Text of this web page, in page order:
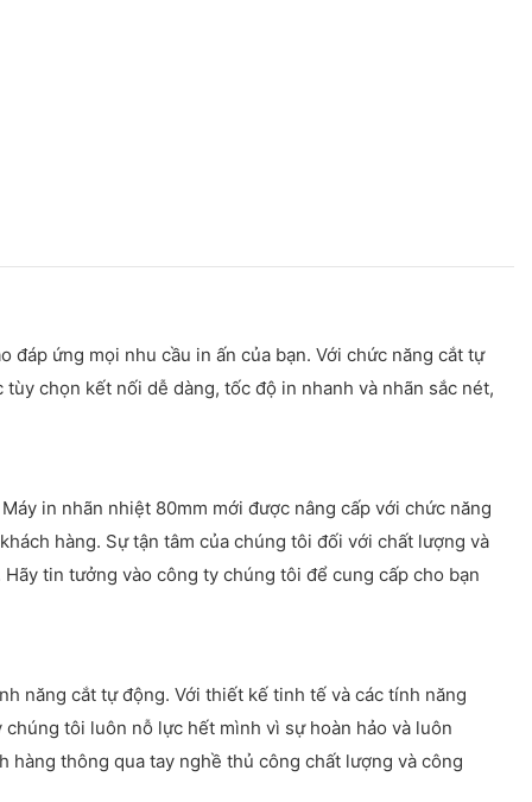
ứng mọi nhu cầu in ấn của bạn. Với chức năng cắt tự
chọn kết nối dễ dàng, tốc độ in nhanh và nhãn sắc nét,
in nhãn nhiệt 80mm mới được nâng cấp với chức năng
hàng. Sự tận tâm của chúng tôi đối với chất lượng và
tin tưởng vào công ty chúng tôi để cung cấp cho bạn
năng cắt tự động. Với thiết kế tinh tế và các tính năng
tôi luôn nỗ lực hết mình vì sự hoàn hảo và luôn
hàng thông qua tay nghề thủ công chất lượng và công